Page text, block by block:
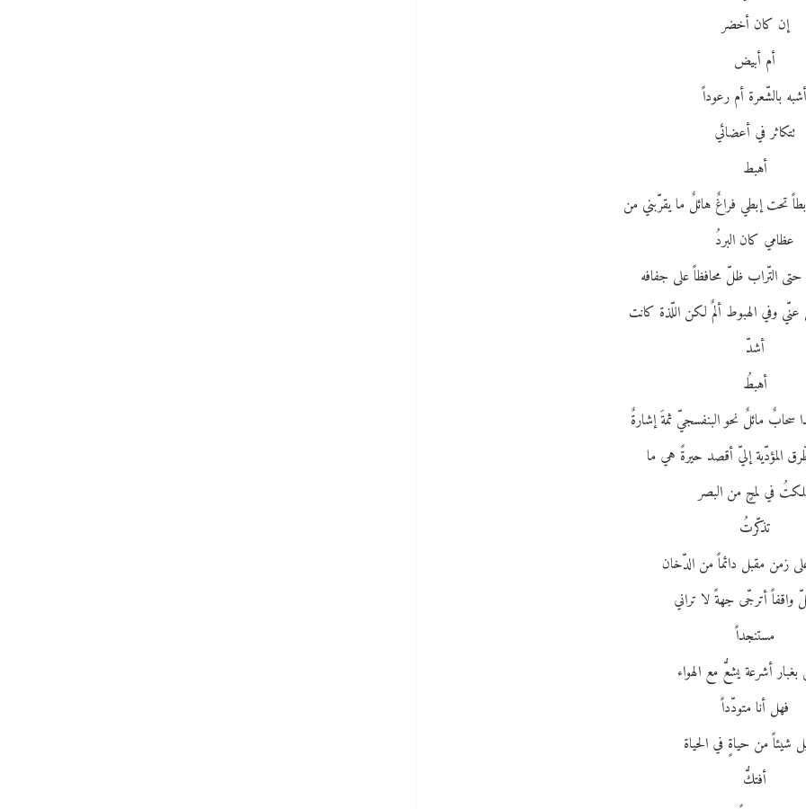
إن كان أخضر
أم أبيض
أشبه بالشّعرة أم رعوداً
تتكاثر في أعضائي
أهبط
تحت إبطي فراغٌ هائلٌ ما يقرّبني من
عظامي كان البردُ
حتى التّراب ظلّ محافظاً على جفافه
وفي الهبوط ألمٌ لكن اللّذة كانت
أشدّ
أهبطُ
سحابٌ مائلٌ نحو البنفسجيّ ثمةَ إشارةٌ
المؤدّية إليّ أقصد حيرةً هي ما
في لمحٍ من البصر
تذكّرتُ
زمن مقبل دائماً من الدّخان
واقفاً أترجّى جهةً لا تراني
مستنجداً
أشرعة يشعُّ مع الهواء
فهل أنا متودّداً
شيئاً من حياةٍ في الحياة
أفتكُّ